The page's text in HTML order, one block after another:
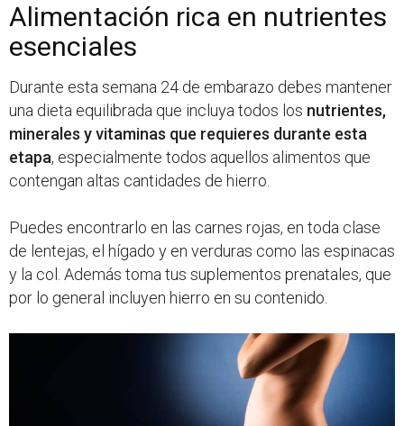
Alimentación rica en nutrientes
esenciales
Durante esta semana 24 de embarazo debes mantener
una dieta equilibrada que incluya todos los nutrientes,
minerales y vitaminas que requieres durante esta
etapa, especialmente todos aquellos alimentos que
contengan altas cantidades de hierro.
Puedes encontrarlo en las carnes rojas, en toda clase
de lentejas, el hígado y en verduras como las espinacas
y la col. Además toma tus suplementos prenatales, que
por lo general incluyen hierro en su contenido.